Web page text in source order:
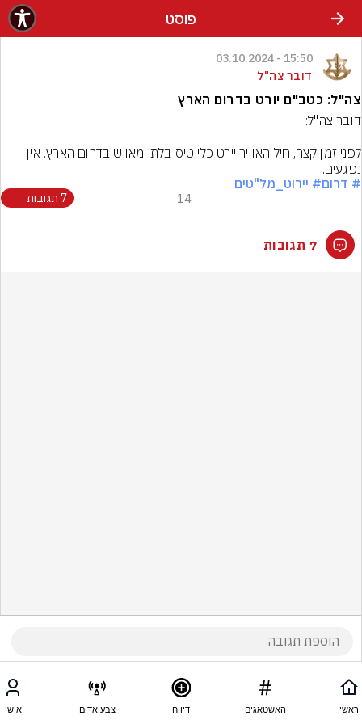
פוסט
15:50 - 03.10.2024
דובר צה"ל
צה"ל: כטב"ם יורט בדרום הארץ
נפגעים.
# דרום# יירוט_מל"טים
14 7 תגובות
7 תגובות
ראשי האשטאגים דיווח צבע אדום אישי